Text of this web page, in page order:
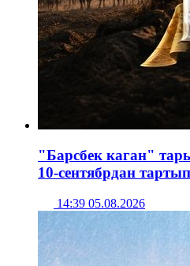
"Барсбек каган"
10-сентябрдан
14:39 05.08.2026